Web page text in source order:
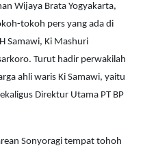
Wijaya Brata Yogyakarta,
tokoh pers yang ada di
Samawi, Ki Mashuri
Turut hadir perwakilah
ahli waris Ki Samawi, yaitu
Direktur Utama PT BP
Sonyoragi tempat tohoh